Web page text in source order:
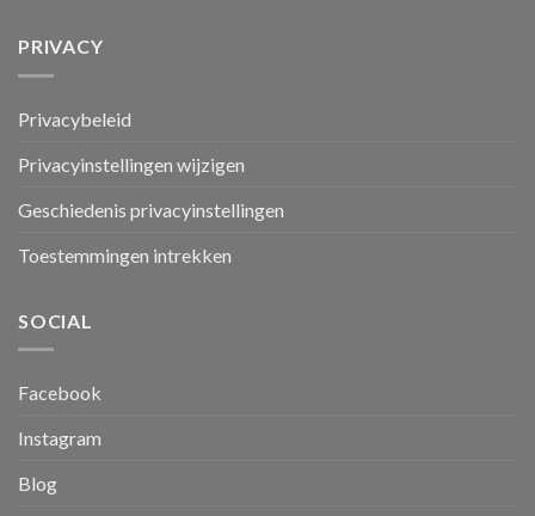
PRIVACY
Privacybeleid
Privacyinstellingen wijzigen
Geschiedenis privacyinstellingen
Toestemmingen intrekken
SOCIAL
Facebook
Instagram
Blog